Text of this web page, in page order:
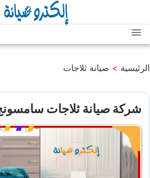
المحتوى
القائمة
الرئيسية > صيانة ثلاجات
شركة صيانة ثلاجات